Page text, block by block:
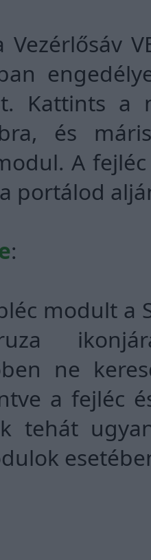
Kattints
és
A
portálod
:
modult a
ne
a fejléc
tehát